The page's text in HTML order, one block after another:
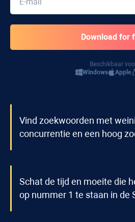
Beschikbaar
Windows
Apple
Vind zoekwoorden met
concurrentie en een hoog
Schat de tijd en moeite die
op nummer 1 te staan in de